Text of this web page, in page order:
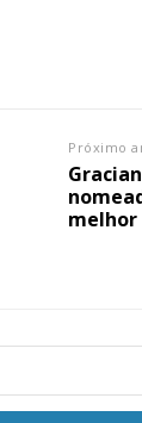
Próximo